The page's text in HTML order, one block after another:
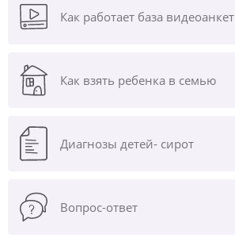
Как работает база видеоанкет
Как взять ребенка в семью
Диагнозы детей- сирот
Вопрос-ответ